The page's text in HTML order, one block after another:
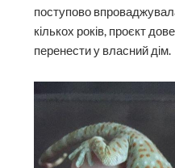
поступово
кількох років, проєкт
перенести у власний дім.